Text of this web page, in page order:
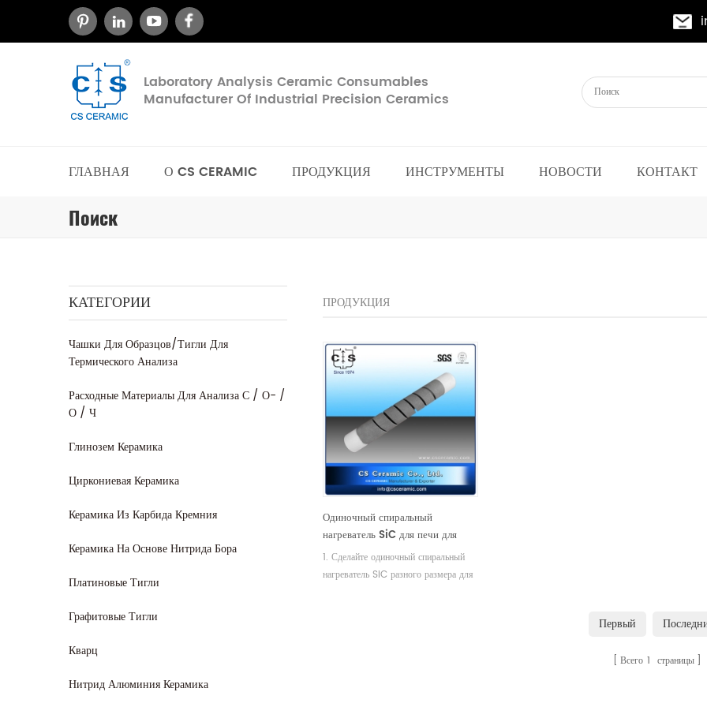
Laboratory Analysis Ceramic Consumables
Manufacturer Of Industrial Precision Ceramics
ГЛАВНАЯ О CS CERAMIC ПРОДУКЦИЯ ИНСТРУМЕНТЫ НОВОСТИ КОНТАКТ
Поиск
КАТЕГОРИИ
Чашки Для Образцов/тигли Для
Термического Анализа
Расходные Материалы Для Анализа С / О- /
О / Ч
Глинозем Керамика
Циркониевая Керамика
Керамика Из Карбида Кремния
Керамика На Основе Нитрида Бора
Платиновые Тигли
Графитовые Тигли
Кварц
Нитрид Алюминия Керамика
ПРОДУКЦИЯ
Одиночный спиральный
нагреватель SiC для печи для
обжига
1. Сделайте одиночный спиральный
нагреватель SiC разного размера для
Первый
Всего 1 страницы